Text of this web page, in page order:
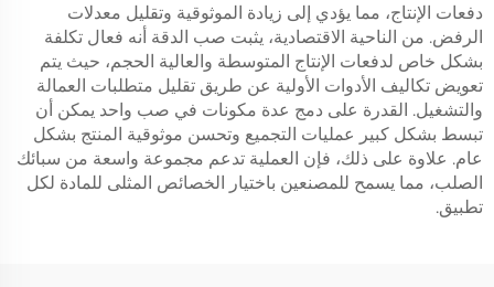
دفعات الإنتاج، مما يؤدي إلى زيادة الموثوقية وتقليل معدلات
الرفض. من الناحية الاقتصادية، يثبت صب الدقة أنه فعال تكلفة
بشكل خاص لدفعات الإنتاج المتوسطة والعالية الحجم، حيث يتم
تعويض تكاليف الأدوات الأولية عن طريق تقليل متطلبات العمالة
والتشغيل. القدرة على دمج عدة مكونات في صب واحد يمكن أن
تبسط بشكل كبير عمليات التجميع وتحسن موثوقية المنتج بشكل
عام. علاوة على ذلك، فإن العملية تدعم مجموعة واسعة من سبائك
الصلب، مما يسمح للمصنعين باختيار الخصائص المثلى للمادة لكل
تطبيق.